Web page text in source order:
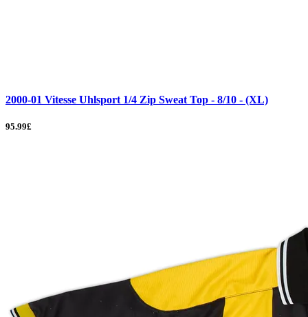
2000-01 Vitesse Uhlsport 1/4 Zip Sweat Top - 8/10 - (XL)
95.99£